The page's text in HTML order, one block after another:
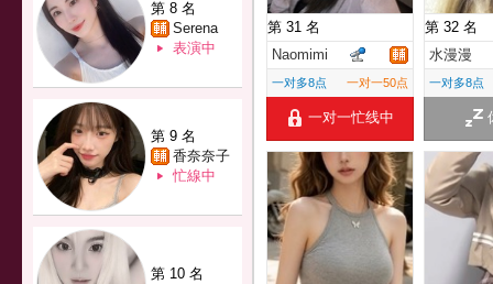
第 8 名
Serena
表演中
第 9 名
香奈奈子
忙線中
第 10 名
第 31 名
Naomimi
一对多8点 一对一50点
一对一忙线中
第 32 名
水漫漫
一对多8点